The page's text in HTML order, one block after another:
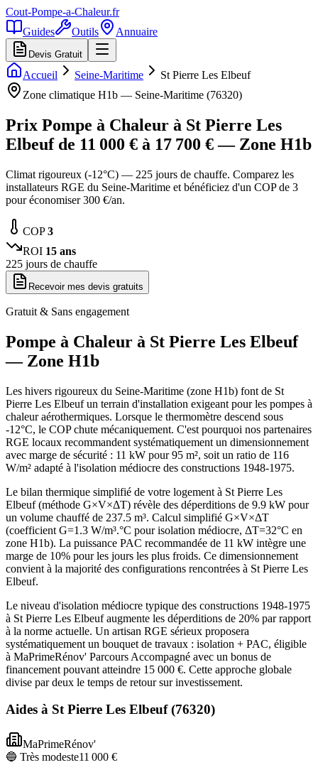
Cout-Pompe-a-Chaleur.fr
Guides
Outils Annuaire
Devis Gratuit
Accueil Seine-Maritime
St Pierre Les Elbeuf
Zone climatique H1b — Seine-Maritime (76320)
Prix Pompe à Chaleur à St Pierre Les
Elbeuf de 11 000 € à 17 700 € — Zone H1b
Climat rigoureux (-12°C) — 225 jours de chauffe. Comparez les
installateurs RGE du Seine-Maritime et bénéficiez d'un COP de 3
pour économiser 300 €/an.
COP3
ROI 15 ans
225 jours de chauffe
Recevoir mes devis gratuits
Gratuit & Sans engagement
Pompe à Chaleur à St Pierre Les Elbeuf
— Zone H1b
Les hivers rigoureux du Seine-Maritime (zone H1b) font de St
Pierre Les Elbeuf un terrain d'installation exigeant pour les pompes à
chaleur aérothermiques. Lorsque le thermomètre descend sous
-12°C, le COP chute mécaniquement. C'est pourquoi nos partenaires
RGE locaux recommandent systématiquement un dimensionnement
avec marge de sécurité : 11 kW pour 95 m², soit un ratio de 116
W/m² adapté à l'isolation médiocre des constructions 1948-1975.
Le bilan thermique simplifié de votre logement à St Pierre Les
Elbeuf (méthode G×V×ΔT) révèle des déperditions de 9.9 kW pour
un volume chauffé de 237.5 m³. Calcul simplifié G×V×ΔT
(coefficient G=1.3 W/m³.°C pour isolation médiocre, ΔT=32°C en
zone H1b). La puissance PAC recommandée de 11 kW intègre une
marge de 10% pour les jours les plus froids. Ce dimensionnement
convient à la majorité des configurations rencontrées à St Pierre Les
Elbeuf.
Le niveau d'isolation médiocre typique des constructions 1948-1975
à St Pierre Les Elbeuf augmente les déperditions de 20% par rapport
à la norme actuelle. Un artisan RGE sérieux proposera
systématiquement un bouquet de travaux : isolation + PAC, éligible
à MaPrimeRénov' Parcours Accompagné avec un bonus de
financement pouvant atteindre 15 000 €. Cette approche globale
divise par deux le temps de retour sur investissement.
Aides à St Pierre Les Elbeuf(76320)
MaPrimeRénov'
🔵 Très modeste11 000 €